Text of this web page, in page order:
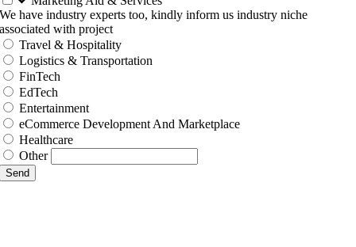
We have industry experts too, kindly inform us industry niche
associated with project
Travel & Hospitality
Logistics & Transportation
FinTech
EdTech
Entertainment
eCommerce Development And Marketplace
Healthcare
Other
Send